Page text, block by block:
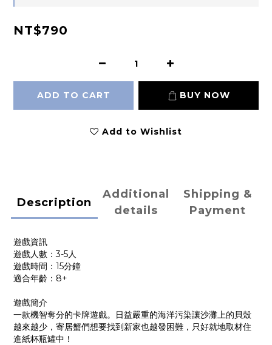
NT$790
ADD TO CART BUY NOW
Add to Wishlist
Description
Additional
details
Shipping &
Payment
遊戲資訊
遊戲人數：3-5人
遊戲時間：15分鐘
適合年齡：8+
遊戲簡介
一款機智奪分的卡牌遊戲。日益嚴重的海洋污染讓沙灘上的貝殼
越來越少，寄居蟹們想要找到新家也越發困難，只好就地取材住
進紙杯瓶罐中！